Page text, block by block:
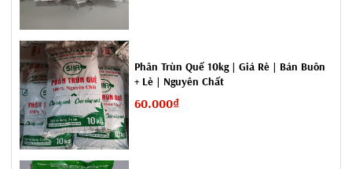
4. Giá bán phân bò ủ vi sinh
Dưới đây là bảng giá phân bò ủ vi sinh được SenAgri.vn cập nhật
mới nhất:
S
Tên sản
Phân Trùn Quế 10kg | Giá Rẻ | Bán Buôn
+ Lẻ | Nguyên Chất
60.000₫